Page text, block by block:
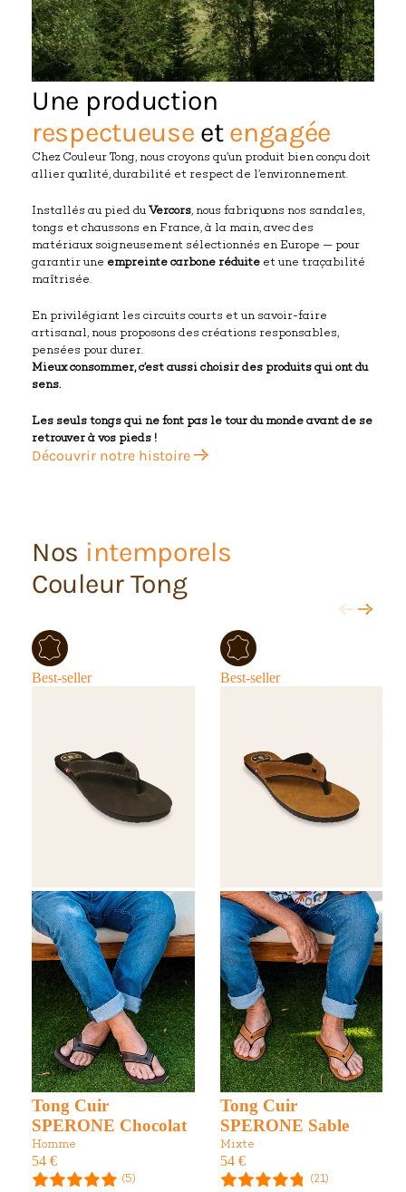
Une production
respectueuse etengagée
Chez Couleur Tong, nous croyons qu’un produit bien conçu doit
allier qualité, durabilité et respect de l’environnement.
Installés au pied du Vercors, nous fabriquons nos sandales,
tongs et chaussons en France, à la main, avec des
matériaux soigneusement sélectionnés en Europe — pour
garantir une empreinte carbone réduite et une traçabilité
maîtrisée.
En privilégiant les circuits courts et un savoir-faire
artisanal, nous proposons des créations responsables,
pensées pour durer.
Mieux consommer, c’est aussi choisir des produits qui ont du
sens.
Les seuls tongs qui ne font pas le tour du monde avant de se
retrouver à vos pieds !
Découvrir notre histoire
Nos intemporels
Couleur Tong
Best-seller
Tong Cuir
SPERONE Chocolat
Homme
54 €
(5)
Best-seller
Tong Cuir
SPERONE Sable
Mixte
54 €
(21)